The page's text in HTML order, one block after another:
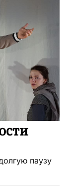
паузу